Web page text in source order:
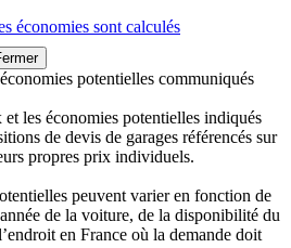
économies sont calculés
potentielles communiqués
les économies potentielles indiqués
de devis de garages référencés sur
propres prix individuels.
peuvent varier en fonction de
de la voiture, de la disponibilité du
en France où la demande doit